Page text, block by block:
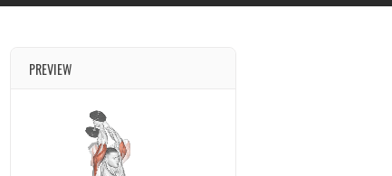
PREVIEW